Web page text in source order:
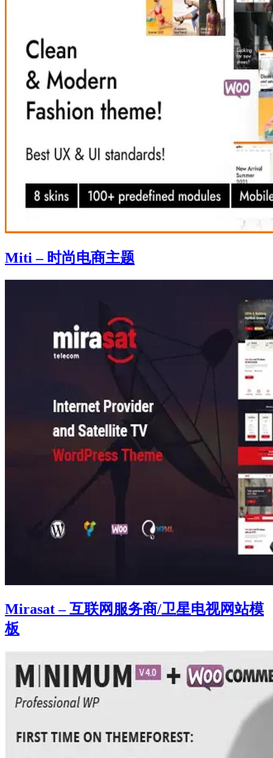
Miti – 时尚电商主题
Mirasat – 互联网服务商/卫星电视网站模
板